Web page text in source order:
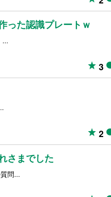
った認識プレートｗ
...
3
2
さまでした
問...